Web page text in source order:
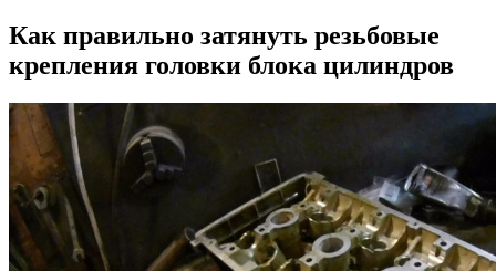
Как правильно затянуть резьбовые
крепления головки блока цилиндров